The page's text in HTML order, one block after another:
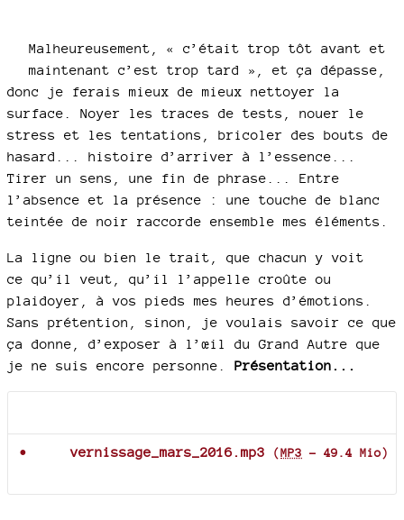
Malheureusement, « c’était trop tôt avant et
maintenant c’est trop tard », et ça dépasse,
donc je ferais mieux de mieux nettoyer la
surface. Noyer les traces de tests, nouer le
stress et les tentations, bricoler des bouts de
hasard... histoire d’arriver à l’essence...
Tirer un sens, une fin de phrase... Entre
l’absence et la présence : une touche de blanc
teintée de noir raccorde ensemble mes éléments.
La ligne ou bien le trait, que chacun y voit
ce qu’il veut, qu’il l’appelle croûte ou
plaidoyer, à vos pieds mes heures d’émotions.
Sans prétention, sinon, je voulais savoir ce que
ça donne, d’exposer à l’œil du Grand Autre que
je ne suis encore personne.
Présentation...
vernissage_mars_2016.mp3 (MP3 - 49.4 Mio)